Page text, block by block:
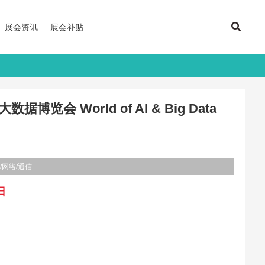
展会资讯 展会补贴
数据博览会 World of AI & Big Data
络/通信